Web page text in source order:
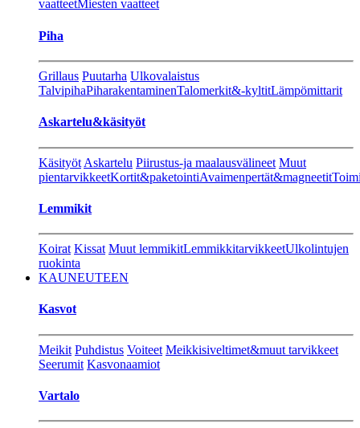
vaatteetMiesten vaatteet
Piha
Grillaus Puutarha Ulkovalaistus
TalvipihaPiharakentaminenTalomerkit&-kyltitLämpömittarit
Askartelu&käsityöt
Käsityöt Askartelu Piirustus-ja maalausvälineet Muut
pientarvikkeetKortit&paketointiAvaimenpertät&magneetit
Lemmikit
Koirat Kissat Muut lemmikitLemmikkitarvikkeetUlkolintujen
ruokinta
KAUNEUTEEN
Kasvot
Meikit Puhdistus Voiteet Meikkisiveltimet&muut tarvikkeet
Seerumit Kasvonaamiot
Vartalo